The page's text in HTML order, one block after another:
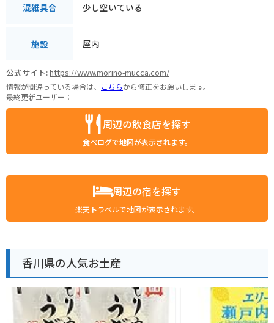
混雑具合 少し空いている
施設 屋内
公式サイト:https://www.morino-mucca.com/
情報が間違っている場合は、 こちらから修正をお願いします。
最終更新ユーザー：
周辺の飲食店を探す
食べログで地図が表示されます。
周辺の宿を探す
楽天トラベルで地図が表示されます。
香川県の人気お土産